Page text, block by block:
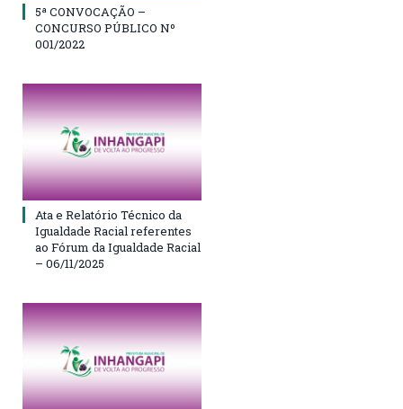
5ª CONVOCAÇÃO –
CONCURSO PÚBLICO Nº
001/2022
Ata e Relatório Técnico da
Igualdade Racial referentes
ao Fórum da Igualdade Racial
– 06/11/2025